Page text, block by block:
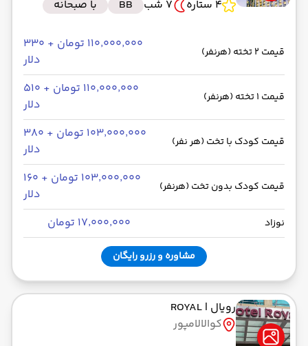
4 ستاره
7 شب BB با صبحانه
قیمت 2 تخته (هرنفر)
۱۱۰٬۰۰۰٬۰۰۰ تومان + ۳۳۰
دلار
قیمت 1 تخته (هرنفر)
۱۱۰٬۰۰۰٬۰۰۰ تومان + ۵۱۰
دلار
قیمت کودک با تخت (هر نفر)
۱۰۳٬۰۰۰٬۰۰۰ تومان + ۳۸۰
دلار
قیمت کودک بدون تخت (هرنفر)
۱۰۳٬۰۰۰٬۰۰۰ تومان + ۱۶۰
دلار
نوزاد ۱۷٬۰۰۰٬۰۰۰ تومان
مشاوره و رزرو رایگان
رویال | ROYAL
کوالالامپور